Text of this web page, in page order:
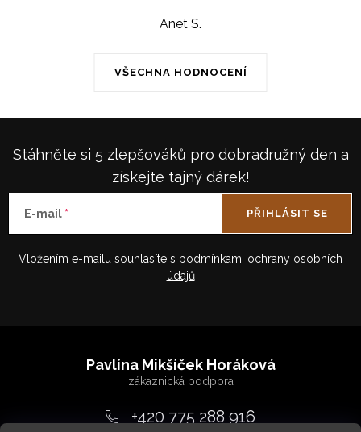
VŠECHNA HODNOCENÍ
Anet S.
Stáhněte si 5 zlepšováků pro dobradružný den a
získejte tajný dárek!
E-mail
Vložením e-mailu souhlasíte s podmínkami ochrany osobních
údajů
PŘIHLÁSIT SE
a
Pavlína Mikšíček Horáková
+420 775 288 916